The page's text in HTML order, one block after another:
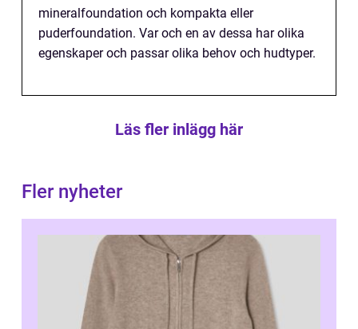
mineralfoundation och kompakta eller
puderfoundation. Var och en av dessa har olika
egenskaper och passar olika behov och hudtyper.
Läs fler inlägg här
Fler nyheter